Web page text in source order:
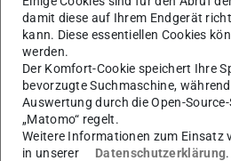
PtU zu Besuch
22.12.2025
Im Zentrum für Orthopädie und
Mainz
damit diese auf Ihrem Endgerät
kann. Diese essentiellen Cookies
werden.
Der Komfort-Cookie speichert Ihre
bevorzugte Suchmaschine,
Auswertung durch die Open-
„Matomo“ regelt.
Weitere Informationen zum Einsatz
in unserer
Datenschutzerklärung.